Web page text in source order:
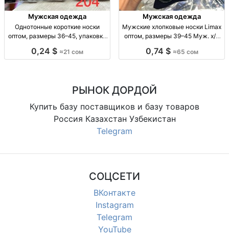
Мужская одежда
Однотонные короткие носки
оптом, размеры 36–45, упаковка
носки оптом, р-р 36–41 и 41–45,
0,24 $ ≈21 сом
Мужская одежда
Мужские хлопковые носки Limax
оптом, размеры 39–45 Муж. х/б
пар, 65 сом.
0,74 $ ≈65 сом
РЫНОК ДОРДОЙ
Купить базу поставщиков и базу товаров
Россия Казахстан Узбекистан
Telegram
СОЦСЕТИ
ВКонтакте
Instagram
Telegram
YouTube